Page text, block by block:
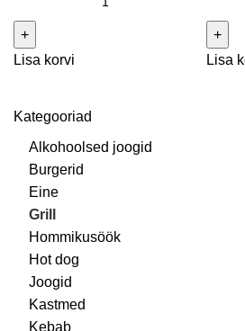
Kategooriad
Alkohoolsed joogid
Burgerid
Eine
Grill
Hommikusöök
Hot dog
Joogid
Kastmed
Kebab
Lisa korvi Lisa